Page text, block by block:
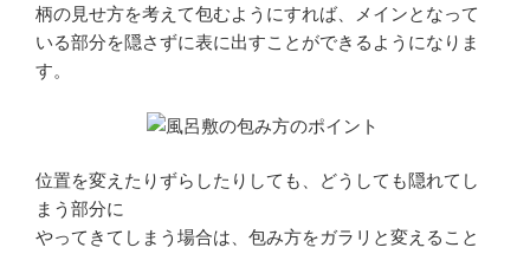
柄の見せ方を考えて包むようにすれば、メインとなって
いる部分を隠さずに表に出すことができるようになりま
す。
位置を変えたりずらしたりしても、どうしても隠れてし
まう部分に
やってきてしまう場合は、包み方をガラリと変えること